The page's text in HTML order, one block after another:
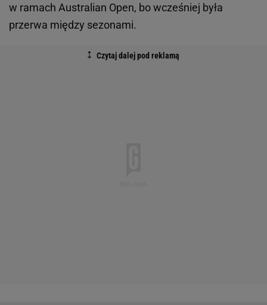
w ramach Australian Open, bo wcześniej była
przerwa między sezonami.